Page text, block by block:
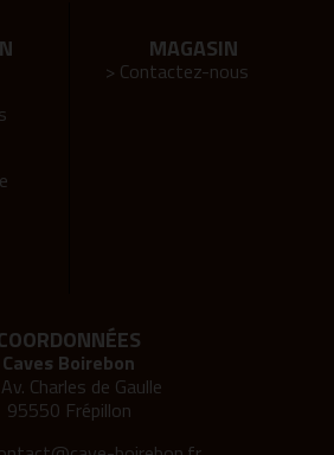
MAGASIN
> Contactez-nous
Caves Boirebon
Charles de Gaulle
95550 Frépillon